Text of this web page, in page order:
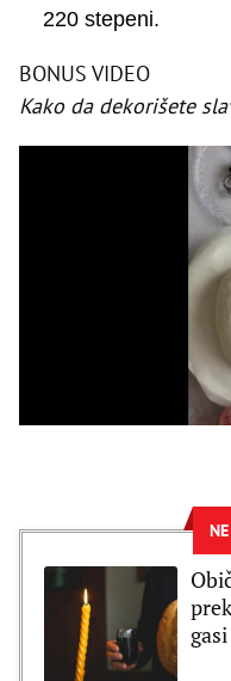
220 stepeni.
BONUS VIDEO
Kako da dekorišete